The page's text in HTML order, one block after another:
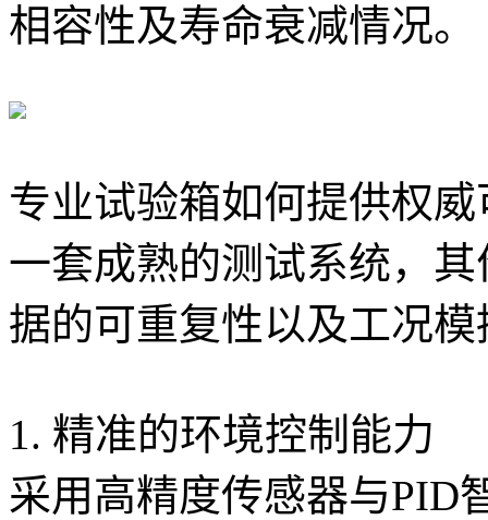
相容性及寿命衰减情况。
专业试验箱如何提供权
一套成熟的测试系统，
据的可重复性以及工况
1. 精准的环境控制能力
采用高精度传感器与PID